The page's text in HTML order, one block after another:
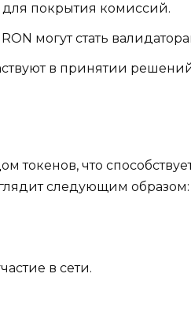
для покрытия комиссий.
могут стать
в принятии
что
следующим образом:
в сети.